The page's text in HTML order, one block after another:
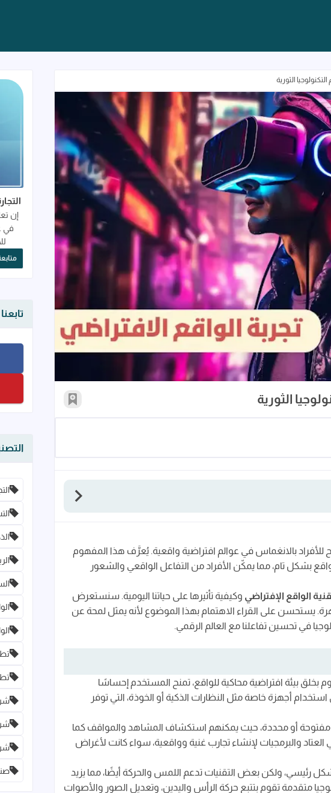
الثورية
تجربة الواقع الافتراضي: استكشاف عالم التكنولوجيا الثورية
الثورية أضف إلى العلامات
بالانغماس في عوالم افتراضية واقعية. يُعرَّف هذا المفهوم
بشكل تام، مما يمكّن الأفراد من التفاعل الواقعي والشعور
الواقع الإفتراضي وكيفية تأثيرها على حياتنا اليومية. سنستعرض
يستحسن على القراء الاهتمام بهذا الموضوع لأنه يمثل لمحة عن
في تحسين تفاعلنا مع العالم الرقمي.
بخلق بيئة افتراضية محاكية للواقع، تمنح المستخدم إحساسًا
أجهزة خاصة مثل النظارات الذكية أو الخوذة، التي توفر
مفتوحة أو محددة، حيث يمكنهم استكشاف المشاهد والمواقف كما
والبرمجيات لإنشاء تجارب غنية وواقعية، سواء كانت لأغراض
رئيسي، ولكن بعض التقنيات تدعم اللمس والحركة أيضًا، مما يزيد
متقدمة تقوم بتتبع حركة الرأس واليدين، وتعديل الصور والأصوات
إن
في